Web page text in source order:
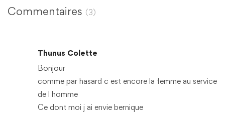
Commentaires (3)
Thunus Colette
Bonjour
comme par hasard c est encore la femme au service
de l homme
Ce dont moi j ai envie bernique